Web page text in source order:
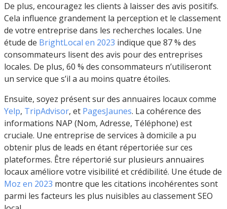
De plus, encouragez les clients à laisser des avis positifs.
Cela influence grandement la perception et le classement
de votre entreprise dans les recherches locales. Une
étude de BrightLocal en 2023 indique que 87 % des
consommateurs lisent des avis pour des entreprises
locales. De plus, 60 % des consommateurs n’utiliseront
un service que s’il a au moins quatre étoiles.
Ensuite, soyez présent sur des annuaires locaux comme
Yelp, TripAdvisor, et PagesJaunes. La cohérence des
informations NAP (Nom, Adresse, Téléphone) est
cruciale. Une entreprise de services à domicile a pu
obtenir plus de leads en étant répertoriée sur ces
plateformes. Être répertorié sur plusieurs annuaires
locaux améliore votre visibilité et crédibilité. Une étude de
Moz en 2023 montre que les citations incohérentes sont
parmi les facteurs les plus nuisibles au classement SEO